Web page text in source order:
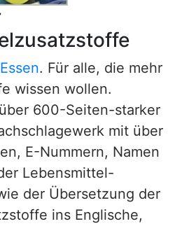
. Für alle, die mehr
wissen wollen.
600-Seiten-starker
mit über
E-Nummern, Namen
Lebensmittel-
der Übersetzung der
ins Englische,